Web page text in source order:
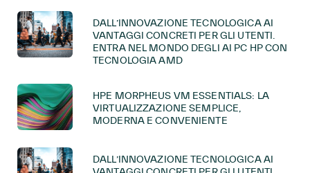
DALL’INNOVAZIONE TECNOLOGICA AI
VANTAGGI CONCRETI PER GLI UTENTI.
ENTRA NEL MONDO DEGLI AI PC HP CON
TECNOLOGIA AMD
HPE MORPHEUS VM ESSENTIALS: LA
VIRTUALIZZAZIONE SEMPLICE,
MODERNA E CONVENIENTE
DALL’INNOVAZIONE TECNOLOGICA AI